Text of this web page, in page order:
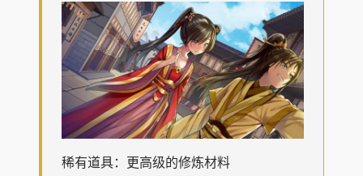
稀有道具：更高级的修炼材料